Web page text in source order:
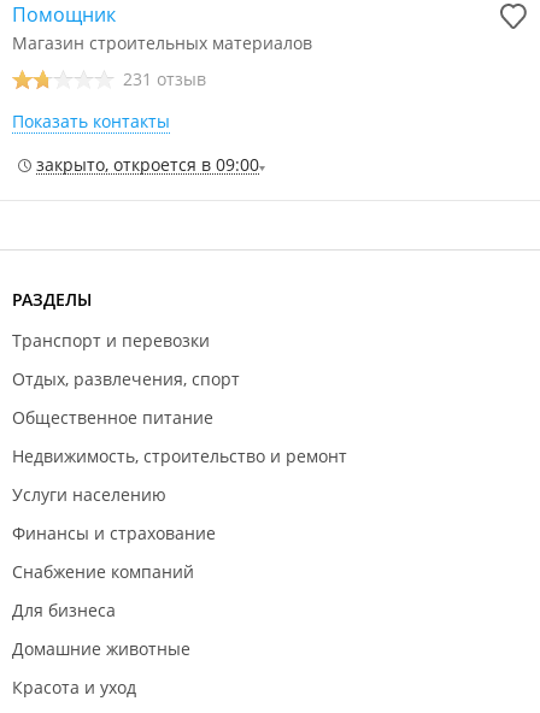
Помощник
Магазин строительных материалов
231 отзыв
Показать контакты
закрыто, откроется в 09:00
РАЗДЕЛЫ
Транспорт и перевозки
Отдых, развлечения, спорт
Общественное питание
Недвижимость, строительство и ремонт
Услуги населению
Финансы и страхование
Снабжение компаний
Для бизнеса
Домашние животные
Красота и уход